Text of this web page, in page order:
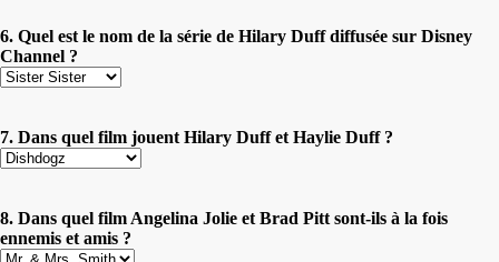
6. Quel est le nom de la série de Hilary Duff diffusée sur Disney
Channel ?
7. Dans quel film jouent Hilary Duff et Haylie Duff ?
8. Dans quel film Angelina Jolie et Brad Pitt sont-ils à la fois
ennemis et amis ?